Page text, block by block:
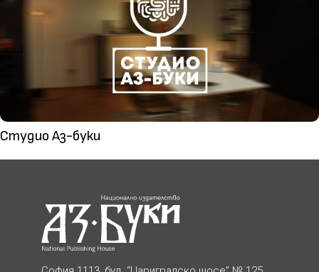
Студио Аз-буки